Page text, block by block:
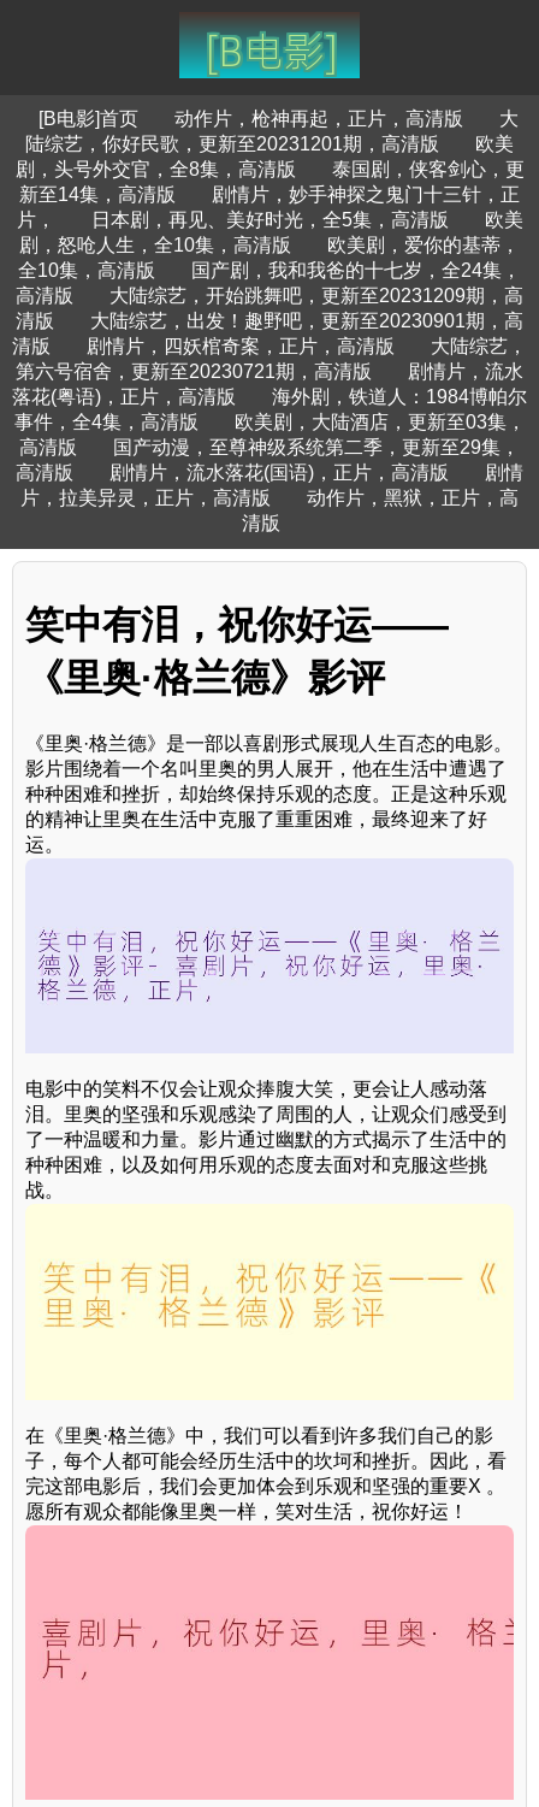
[B电影]首页 动作片，枪神再起，正片，高清版
大
陆综艺，你好民歌，更新至20231201期，高清版
欧美
剧，头号外交官，全8集，高清版
泰国剧，侠客剑心，更
新至14集，高清版
剧情片，妙手神探之鬼门十三针，正
片，
日本剧，再见、美好时光，全5集，高清版
欧美
剧，怒呛人生，全10集，高清版
欧美剧，爱你的基蒂，
全10集，高清版
国产剧，我和我爸的十七岁，全24集，
高清版
大陆综艺，开始跳舞吧，更新至20231209期，高
清版
大陆综艺，出发！趣野吧，更新至20230901期，高
清版
剧情片，四妖棺奇案，正片，高清版
大陆综艺，
第六号宿舍，更新至20230721期，高清版
剧情片，流水
落花(粤语)，正片，高清版
海外剧，铁道人：1984博帕尔
事件，全4集，高清版
欧美剧，大陆酒店，更新至03集，
高清版
国产动漫，至尊神级系统第二季，更新至29集，
高清版
剧情片，流水落花(国语)，正片，高清版
剧情
片，拉美异灵，正片，高清版
动作片，黑狱，正片，高
清版
笑中有泪，祝你好运——
《里奥·格兰德》影评
《里奥·格兰德》是一部以喜剧形式展现人生百态的电影。
影片围绕着一个名叫里奥的男人展开，他在生活中遭遇了
种种困难和挫折，却始终保持乐观的态度。正是这种乐观
的精神让里奥在生活中克服了重重困难，最终迎来了好
运。
电影中的笑料不仅会让观众捧腹大笑，更会让人感动落
泪。里奥的坚强和乐观感染了周围的人，让观众们感受到
了一种温暖和力量。影片通过幽默的方式揭示了生活中的
种种困难，以及如何用乐观的态度去面对和克服这些挑
战。
在《里奥·格兰德》中，我们可以看到许多我们自己的影
子，每个人都可能会经历生活中的坎坷和挫折。因此，看
完这部电影后，我们会更加体会到乐观和坚强的重要X 。
愿所有观众都能像里奥一样，笑对生活，祝你好运！